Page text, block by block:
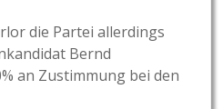
die Partei allerdings
Bernd
an Zustimmung bei den